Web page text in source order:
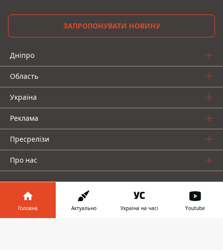
ЗАПРОПОНУВАТИ НОВИНУ
Дніпро
Область
Україна
Реклама
Пресрелізи
Про нас
Головна Актуально Україна на часі Youtube